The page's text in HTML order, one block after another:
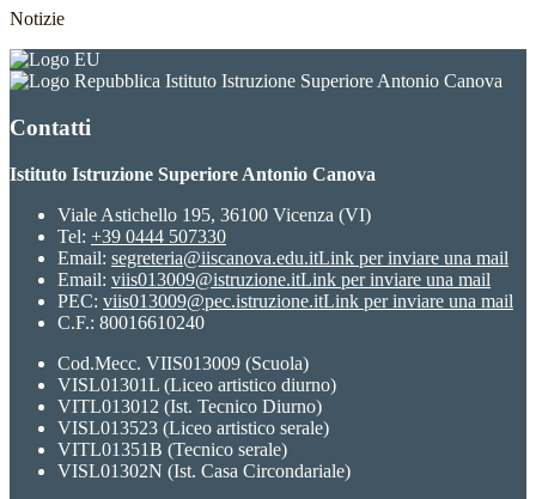
Notizie
Istituto Istruzione Superiore Antonio Canova
Contatti
Istituto Istruzione Superiore Antonio Canova
Viale Astichello 195, 36100 Vicenza (VI)
Tel: +39 0444 507330
Email: segreteria@iiscanova.edu.itLink per inviare una mail
Email: viis013009@istruzione.itLink per inviare una mail
PEC: viis013009@pec.istruzione.itLink per inviare una mail
C.F.: 80016610240
Cod.Mecc. VIIS013009 (Scuola)
VISL01301L (Liceo artistico diurno)
VITL013012 (Ist. Tecnico Diurno)
VISL013523 (Liceo artistico serale)
VITL01351B (Tecnico serale)
VISL01302N (Ist. Casa Circondariale)